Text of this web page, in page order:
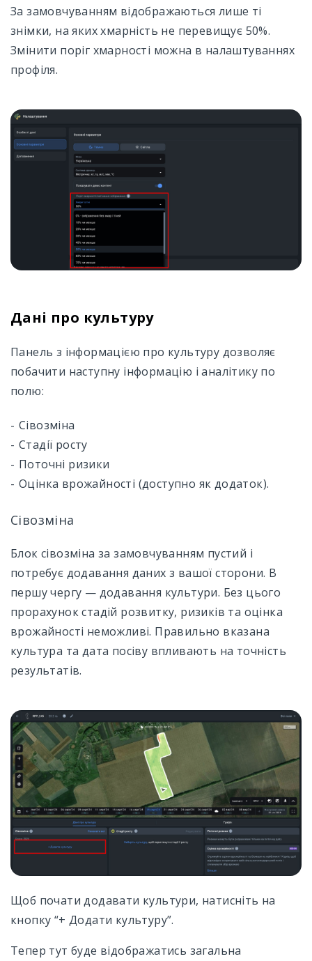
За замовчуванням відображаються лише ті
знімки, на яких хмарність не перевищує 50%.
Змінити поріг хмарності можна в налаштуваннях
профіля.
Дані про культуру
Панель з інформацією про культуру дозволяє
побачити наступну інформацію і аналітику по
полю:
Сівозміна
Стадії росту
Поточні ризики
Оцінка врожайності (доступно як додаток).
Сівозміна
Блок сівозміна за замовчуванням пустий і
потребує додавання даних з вашої сторони. В
першу чергу — додавання культури. Без цього
прорахунок стадій розвитку, ризиків та оцінка
врожайності неможливі. Правильно вказана
культура та дата посіву впливають на точність
результатів.
Щоб почати додавати культури, натисніть на
кнопку “+ Додати культуру”.
Тепер тут буде відображатись загальна